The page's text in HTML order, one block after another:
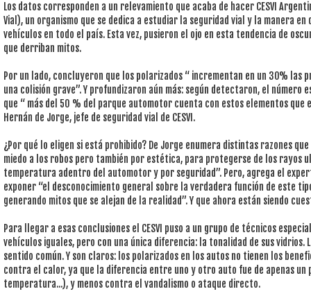
Los datos corresponden a un relevamiento que acaba de hacer CESVI
Vial), un organismo que se dedica a estudiar la seguridad vial y la manera
vehículos en todo el país. Esta vez, pusieron el ojo en esta tendencia de
que derriban mitos.
Por un lado, concluyeron que los polarizados “ incrementan en un 30% las
una colisión grave”. Y profundizaron aún más: según detectaron, el número
que “ más del 50 % del parque automotor cuenta con estos elementos que
Hernán de Jorge, jefe de seguridad vial de CESVI.
¿Por qué lo eligen si está prohibido? De Jorge enumera distintas razones
miedo a los robos pero también por estética, para protegerse de los rayos
temperatura adentro del automotor y por seguridad”. Pero, agrega el
exponer “el desconocimiento general sobre la verdadera función de este
generando mitos que se alejan de la realidad”. Y que ahora están siendo
Para llegar a esas conclusiones el CESVI puso a un grupo de técnicos
vehículos iguales, pero con una única diferencia: la tonalidad de sus vidrios.
sentido común. Y son claros: los polarizados en los autos no tienen los
contra el calor, ya que la diferencia entre uno y otro auto fue de apenas un
temperatura...), y menos contra el vandalismo o ataque directo.